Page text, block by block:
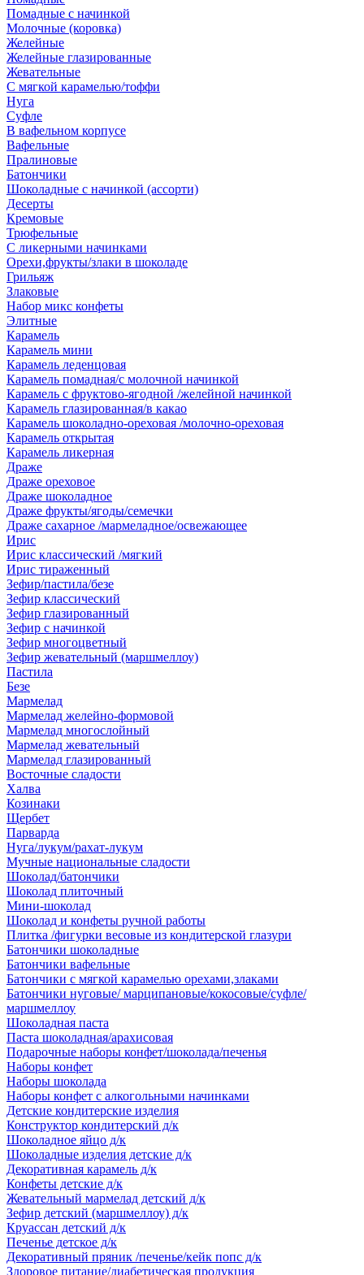
Помадные с начинкой
Молочные (коровка)
Желейные
Желейные глазированные
Жевательные
С мягкой карамелью/тоффи
Нуга
Суфле
В вафельном корпусе
Вафельные
Пралиновые
Батончики
Шоколадные с начинкой (ассорти)
Десерты
Кремовые
Трюфельные
С ликерными начинками
Орехи,фрукты/злаки в шоколаде
Грильяж
Злаковые
Набор микс конфеты
Элитные
Карамель
Карамель мини
Карамель леденцовая
Карамель помадная/с молочной начинкой
Карамель с фруктово-ягодной /желейной начинкой
Карамель глазированная/в какао
Карамель шоколадно-ореховая /молочно-ореховая
Карамель открытая
Карамель ликерная
Драже
Драже ореховое
Драже шоколадное
Драже фрукты/ягоды/семечки
Драже сахарное /мармеладное/освежающее
Ирис
Ирис классический /мягкий
Ирис тираженный
Зефир/пастила/безе
Зефир классический
Зефир глазированный
Зефир с начинкой
Зефир многоцветный
Зефир жевательный (маршмеллоу)
Пастила
Безе
Мармелад
Мармелад желейно-формовой
Мармелад многослойный
Мармелад жевательный
Мармелад глазированный
Восточные сладости
Халва
Козинаки
Щербет
Парварда
Нуга/лукум/рахат-лукум
Мучные национальные сладости
Шоколад/батончики
Шоколад плиточный
Мини-шоколад
Шоколад и конфеты ручной работы
Плитка /фигурки весовые из кондитерской глазури
Батончики шоколадные
Батончики вафельные
Батончики с мягкой карамелью орехами,злаками
Батончики нуговые/ марципановые/кокосовые/суфле/
маршмеллоу
Шоколадная паста
Паста шоколадная/арахисовая
Подарочные наборы конфет/шоколада/печенья
Наборы конфет
Наборы шоколада
Наборы конфет с алкогольными начинками
Детские кондитерские изделия
Конструктор кондитерский д/к
Шоколадное яйцо д/к
Шоколадные изделия детские д/к
Декоративная карамель д/к
Конфеты детские д/к
Жевательный мармелад детский д/к
Зефир детский (маршмеллоу) д/к
Круассан детский д/к
Печенье детское д/к
Декоративный пряник /печенье/кейк попс д/к
Здоровое питание/диабетическая продукция